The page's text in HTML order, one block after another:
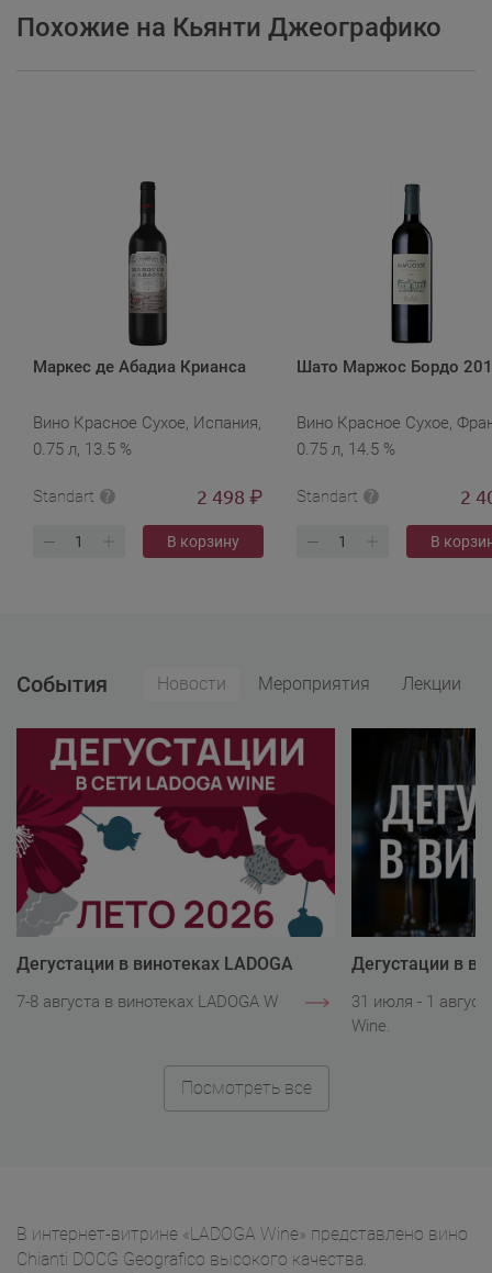
Похожие на Кьянти Джеографико
Маркес де Абадиа Крианса
Вино Красное Сухое, Испания,
0.75 л, 13.5 %
Standart 2 498 ₽
В корзину
Шато Маржос Бордо
Вино Красное Сухое,
0.75 л, 14.5 %
Standart 2
В
События Новости Мероприятия Лекции
Дегустации в винотеках LADOGA
7-8 августа в винотеках LADOGA Wine.
Дегустации в
31 июля - 1
Wine.
Посмотреть все
В интернет-витрине «LADOGA Wine» представлено вино
Chianti DOCG Geografico высокого качества.